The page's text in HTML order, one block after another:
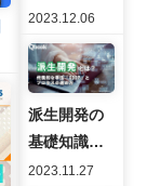
フレームワ
ーク4選！メ
リットや成
功のポイン
トも紹介
2023.12.06
派生開発の
基礎知識や
代表的な手
2023.11.27